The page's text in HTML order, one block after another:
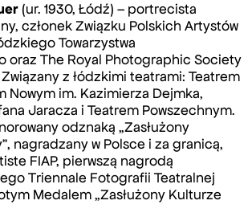
(ur. 1930, Łódź) – portrecista
członek Związku Polskich Artystów
Towarzystwa
oraz The Royal Photographic Society
z łódzkimi teatrami: Teatrem
Nowym im. Kazimierza Dejmka,
Jaracza i Teatrem Powszechnym.
odznaką „Zasłużony
nagradzany w Polsce i za granicą,
FIAP, pierwszą nagrodą
Triennale Fotografii Teatralnej
Medalem „Zasłużony Kulturze